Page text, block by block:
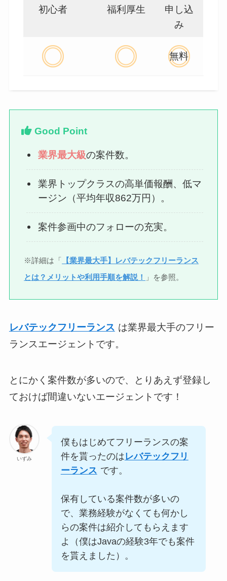
初心者 福利厚生
申し込
み
無料
Good Point
業界最大級の案件数。
業界トップクラスの高単価報酬、低マ
ージン（平均年収862万円）。
案件参画中のフォローの充実。
※詳細は「 【業界最大手】レバテックフリーランス
とは？メリットや利用手順を解説！
」を参照。
レバテックフリーランス は業界最大手のフリー
ランスエージェントです。
とにかく案件数が多いので、とりあえず登録し
ておけば間違いないエージェントです！
いずみ
僕もはじめてフリーランスの案
件を貰ったのはレバテックフリ
ーランス です。
保有している案件数が多いの
で、業務経験がなくても何かし
らの案件は紹介してもらえます
よ（僕はJavaの経験3年でも案件
を貰えました）。